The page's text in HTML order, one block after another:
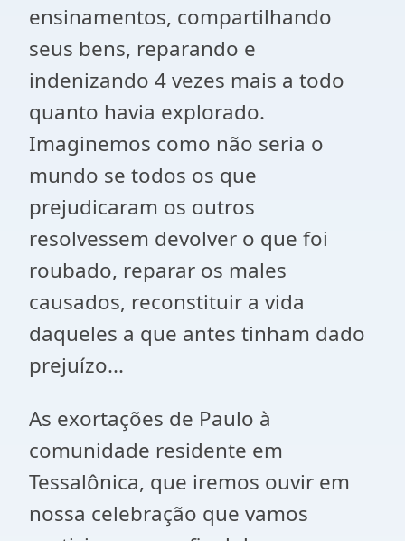
ensinamentos, compartilhando
seus bens, reparando e
indenizando 4 vezes mais a todo
quanto havia explorado.
Imaginemos como não seria o
mundo se todos os que
prejudicaram os outros
resolvessem devolver o que foi
roubado, reparar os males
causados, reconstituir a vida
daqueles a que antes tinham dado
prejuízo...
As exortações de Paulo à
comunidade residente em
Tessalônica, que iremos ouvir em
nossa celebração que vamos